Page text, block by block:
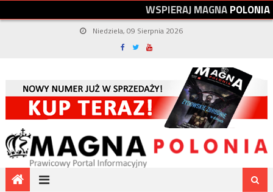
WSPIERAJMAGNAPOLONIA
Niedziela, 09 Sierpnia 2026